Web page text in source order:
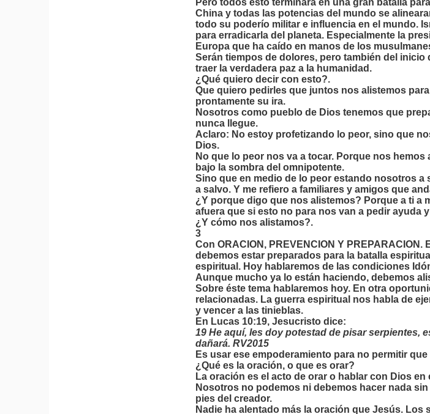
Pero todos esto terminara en una gran batalla
China y todas las potencias del mundo se
todo su poderío militar e influencia en el mundo.
para erradicarla del planeta. Especialmente la
Europa que ha caído en manos de los
Serán tiempos de dolores, pero también del
traer la verdadera paz a la humanidad.
¿Qué quiero decir con esto?.
Que quiero pedirles que juntos nos alistemos
prontamente su ira.
Nosotros como pueblo de Dios tenemos que
nunca llegue.
Aclaro: No estoy profetizando lo peor, sino que
Dios.
No que lo peor nos va a tocar. Porque nos
bajo la sombra del omnipotente.
Sino que en medio de lo peor estando nosotros
a salvo. Y me refiero a familiares y amigos que
¿Y porque digo que nos alistemos? Porque a ti a
afuera que si esto no para nos van a pedir ayuda
¿Y cómo nos alistamos?.
3
Con ORACION, PREVENCION Y
debemos estar preparados para la batalla
espiritual. Hoy hablaremos de las condiciones
Aunque mucho ya lo están haciendo, debemos
Sobre éste tema hablaremos hoy. En otra
relacionadas. La guerra espiritual nos habla de
y vencer a las tinieblas.
En Lucas 10:19, Jesucristo dice:
19 He aquí, les doy potestad de pisar serpientes,
dañará. RV2015
Es usar ese empoderamiento para no permitir
¿Qué es la oración, o que es orar?
La oración es el acto de orar o hablar con Dios
Nosotros no podemos ni debemos hacer nada
pies del creador.
Nadie ha alentado más la oración que Jesús.